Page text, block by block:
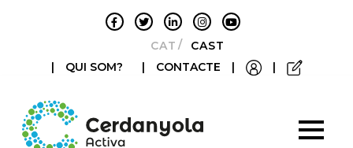
CATALÀCASTELLANO
|
QUI SOM? | CONTACTE | |